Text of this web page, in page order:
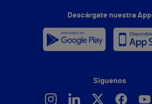
Descárgate nuestra App
Síguenos